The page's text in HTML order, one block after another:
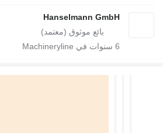
Hanselmann GmbH
6 سنوات في Machineryline